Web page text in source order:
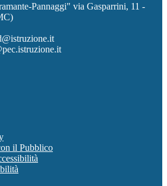
Pannaggi" via Gasparrini, 11 -
il Pubblico